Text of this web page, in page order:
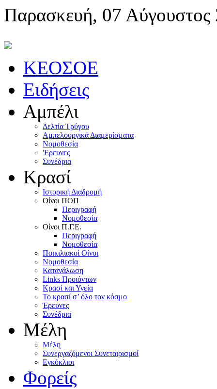
Παρασκευή, 07 Αύγουστος
KEOΣOE
Ειδήσεις
Αμπέλι
Δελτία Τρύγου
Αμπελουργικά Διαμερίσματα
Nομοθεσία
'Eρευνες
Συνέδρια
Κρασί
Iστορική Διαδρομή
Oίνοι ΠOΠ
Περιγραφή
Nομοθεσία
Oίνοι Π.Γ.E.
Περιγραφή
Νομοθεσία
Ποικιλιακοί Oίνοι
Nομοθεσία
Κατανάλωση
Links Προιόντων
Κρασί και Υγεία
To κρασί σ’ όλο τον κόσμο
Έρευνες
Συνέδρια
Μέλη
Mέλη
Συνεργαζόμενοι Συνεταιρισμοί
Εγκύκλιοι
Φορείς